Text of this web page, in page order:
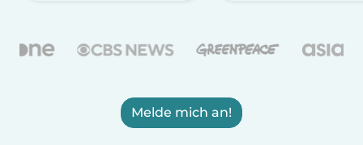
Melde mich an!